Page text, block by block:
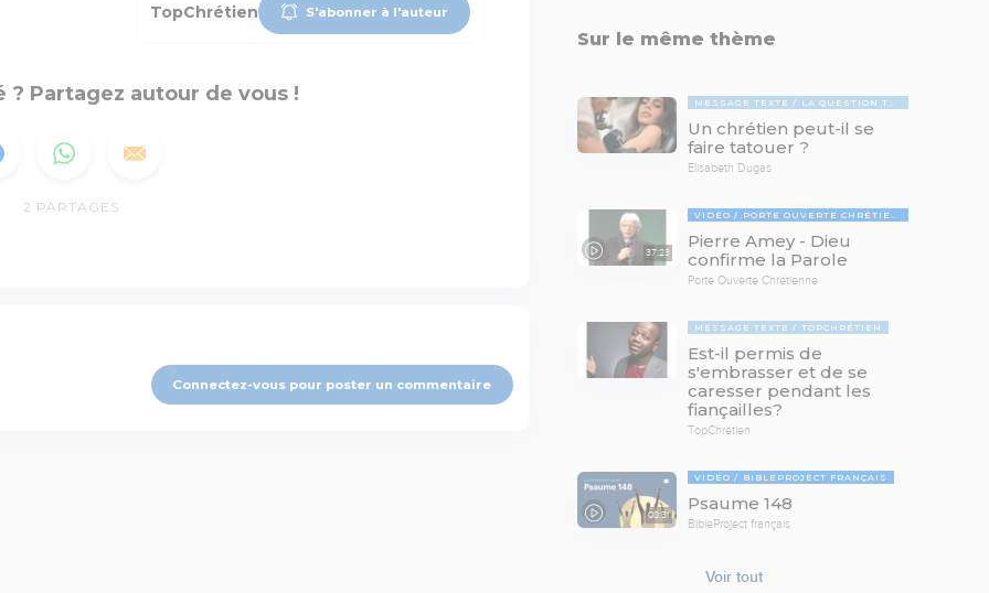
TopChrétien S'abonner à l'auteur
? Partagez autour de vous !
2 PARTAGES
Connectez-vous pour poster un commentaire
Sur le même thème
MESSAGE TEXTE LA QUESTION TABOUE
Un chrétien peut-il se
faire tatouer ?
Elisabeth Dugas
37:23
VIDÉO PORTE OUVERTE CHRÉTIENNE
Pierre Amey - Dieu
confirme la Parole
Porte Ouverte Chrétienne
MESSAGE TEXTE TOPCHRÉTIEN
Est-il permis de
s'embrasser et de se
caresser pendant les
fiançailles?
TopChrétien
08:31
VIDÉO BIBLEPROJECT FRANÇAIS
Psaume 148
BibleProject français
Voir tout